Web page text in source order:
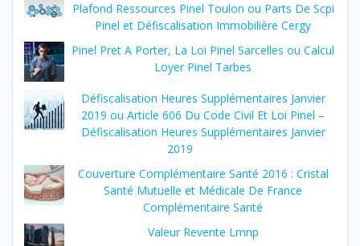
Plafond Ressources Pinel Toulon ou Parts De Scpi
Pinel et Défiscalisation Immobilière Cergy
Pinel Pret A Porter, La Loi Pinel Sarcelles ou Calcul
Loyer Pinel Tarbes
Défiscalisation Heures Supplémentaires Janvier
2019 ou Article 606 Du Code Civil Et Loi Pinel –
Défiscalisation Heures Supplémentaires Janvier
2019
Couverture Complémentaire Santé 2016 : Cristal
Santé Mutuelle et Médicale De France
Complémentaire Santé
Valeur Revente Lmnp